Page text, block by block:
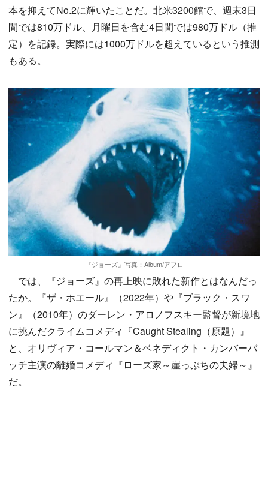
本を抑えてNo.2に輝いたことだ。北米3200館で、週末3日
間では810万ドル、月曜日を含む4日間では980万ドル（推
定）を記録。実際には1000万ドルを超えているという推測
もある。
『ジョーズ』写真：Album/アフロ
では、『ジョーズ』の再上映に敗れた新作とはなんだっ
たか。『ザ・ホエール』（2022年）や『ブラック・スワ
ン』（2010年）のダーレン・アロノフスキー監督が新境地
に挑んだクライムコメディ『Caught Stealing（原題）』
と、オリヴィア・コールマン＆ベネディクト・カンバーバ
ッチ主演の離婚コメディ『ローズ家～崖っぷちの夫婦～』
だ。